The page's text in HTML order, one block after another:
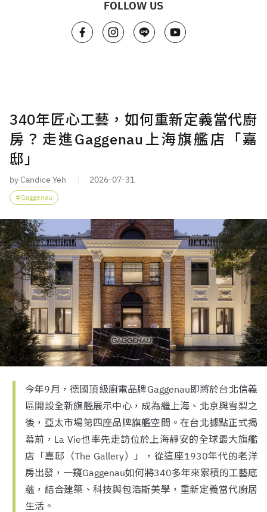
FOLLOW US
340年匠心工藝，如何重新定義當代廚
房？走進Gaggenau上海旗艦店「嘉
邸」
by Candice Yeh 2026-07-31
Gaggenau
今年9月，德國頂級廚電品牌Gaggenau即將於台北信義
區開設全新旗艦展示中心，成為繼上海、北京與雪梨之
後，亞太市場第四座品牌旗艦空間。在台北據點正式揭
幕前，La Vie也率先走訪位於上海靜安的全球最大旗艦
店「嘉邸（The Gallery）」，從這座1930年代的老洋
房出發，一窺Gaggenau如何將340多年來累積的工藝底
蘊，結合建築、科技與包浩斯美學，重新定義當代廚居
生活。